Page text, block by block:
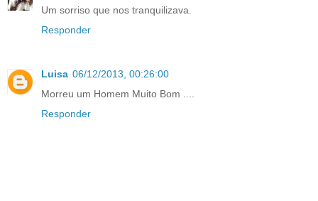
Um sorriso que nos tranquilizava.
Responder
Luisa 06/12/2013, 00:26:00
Morreu um Homem Muito Bom ....
Responder